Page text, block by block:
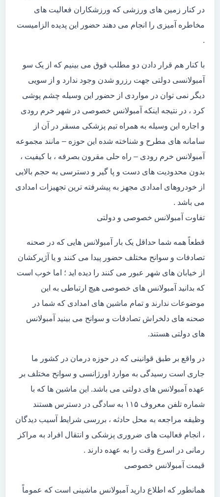
در کنار زمین های ورزشی که ورزشکاران فعالیت های
مخاطره آمیزی را انجام می دهند حضور این پدیده الزامیست
.
با کنار هم قرار دادن دو مطلب فوق می بینیم که از یک سو
آمبولانسی دولتی جهت رزرو شدن وجود ندارد و از سویی
دیگر نمی توان در مواردی از حضور این وسیله چشم پوشی
کرد ، در نتیجه اینکه آمبولانس خصوصی در شهر خرم رودی
و اجاره این وسیله به همراه تیم پزشکی مسقر در آن از
سامانه های مطرح و شناخته شده این حوزه – مانند مجموعه
آمبولانس خرم رودی – راه حلی مقرون بصرفه ، با کیفیت ،
بدون محدودیت های دست و پا گیر و دسترسی به حجم بالایی
از خودروهای امدادی مجهز به پیشرفته ترین تجهیزات امدادی
می باشد .
تفاوت آمبولانس خصوصی و دولتی
قطعاً همه شما حداقل یک بار آمبولانس هایی که در صحنه
تصادفات و سوانح مختلف حضور پیدا می کنند و یا آژیرکشان
از خیابان های شهر عبور می کنند را دیده اید ؛ اما خوب است
که بدانید آمبولانس های خصوصی هیچ ارتباطی به این
موضوعات ندارند و تمام ماشین های امدادی که شما در
صحنه های دلخراش تصادفات و سوانح می بینید آمبولانس
های دولتی هستند.
در واقع بر طبق قوانینی که در حوزه درمان در کشور ما
جاری است رسیدگی به موارد اورژانسی و سوانح مختلف بر
عهده آمبولانس های دولتی می باشد. این ماشین ها که با
شماره تلفن معروف ۱۱۵ به سادگی در دسترس هستند
وظیفه مراجعه به محل حادثه ، بررسی شرایط آسیب دیدگان
، انجام فعالیت های ضروری پزشکی و انتقال افراد به مراکز
رمانی در اسرع وقت را به عهده دارند .
قیمت آمبولانس خصوصی
همانطور که اطلاع دارید آمبولانس ماشینی است که عموماً